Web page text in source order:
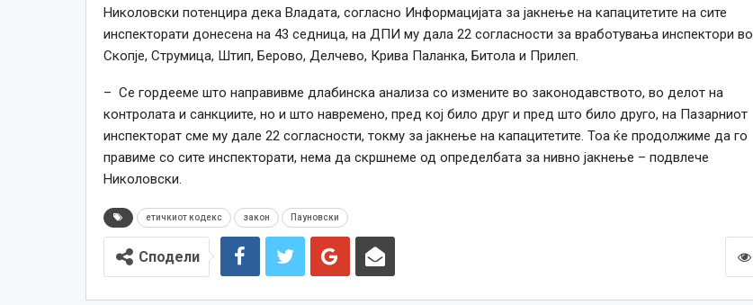
Николовски потенцира дека Владата, согласно Информацијата за јакнење на капацитетите на сите
инспекторати донесена на 43 седница, на ДПИ му дала 22 согласности за вработувања инспектори во
Скопје, Струмица, Штип, Берово, Делчево, Крива Паланка, Битола и Прилеп.
– Се гордееме што направивме длабинска анализа со измените во законодавството, во делот на
контролата и санкциите, но и што навремено, пред кој било друг и пред што било друго, на Пазарниот
инспекторат сме му дале 22 согласности, токму за јакнење на капацитетите. Тоа ќе продолжиме да го
правиме со сите инспекторати, нема да скршнеме од определбата за нивно јакнење – подвлече
Николовски.
етичкиот кодекс закон Пауновски
Сподели